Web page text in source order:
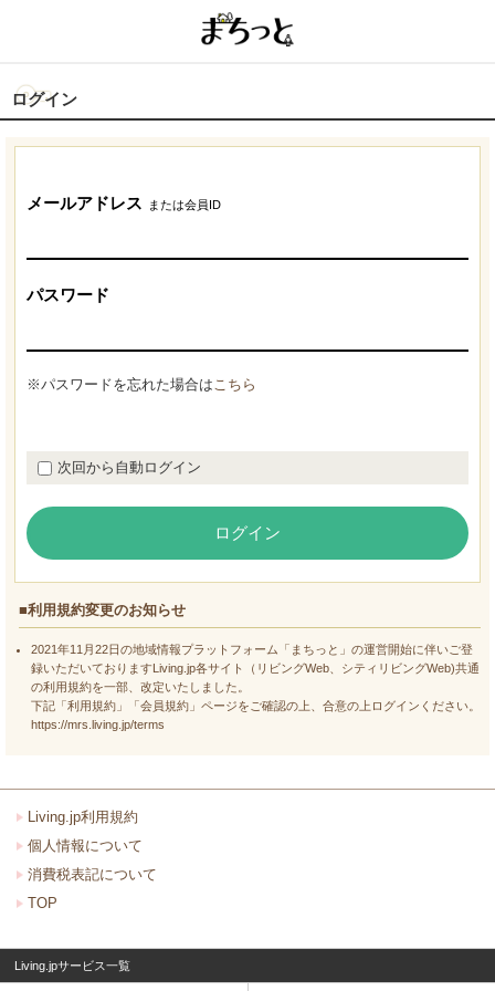
ログイン
メールアドレス または会員ID
パスワード
※パスワードを忘れた場合はこちら
次回から自動ログイン
ログイン
■利用規約変更のお知らせ
2021年11月22日の地域情報プラットフォーム「まちっと」の運営開始に伴いご登
録いただいておりますLiving.jp各サイト（リビングWeb、シティリビングWeb)共通
の利用規約を一部、改定いたしました。
下記「利用規約」「会員規約」ページをご確認の上、合意の上ログインください。
https://mrs.living.jp/terms
Living.jp利用規約
個人情報について
消費税表記について
TOP
Living.jpサービス一覧